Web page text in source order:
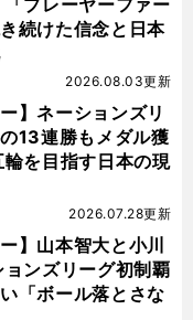
プレーヤーファー
続けた信念と日本
ー】ネーションズリ
13連勝もメダル獲
を目指す日本の現
2026.08.03更新
】山本智大と小川
ンズリーグ初制覇
「ボール落とさな
2026.07.28更新